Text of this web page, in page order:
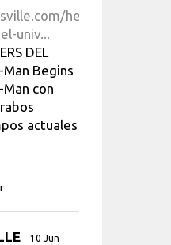
he-
univ...
DEL
Man Begins
con
actuales
10 Jun